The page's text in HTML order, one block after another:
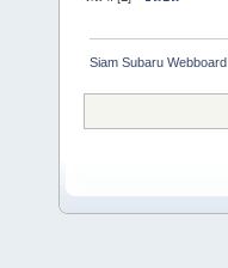
Siam Subaru Webboard